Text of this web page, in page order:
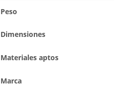
Peso
Dimensiones
Materiales aptos
Marca